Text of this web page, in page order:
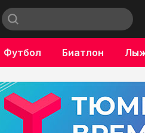
Футбол Биатлон